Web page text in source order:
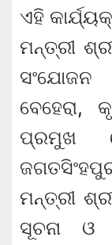
ଏହି
ମନ୍ତ୍ରୀ
ବେହେରା,
ପ୍ରମୁଖ
ମନ୍ତ୍ରୀ
ସୂଚନା ଓ